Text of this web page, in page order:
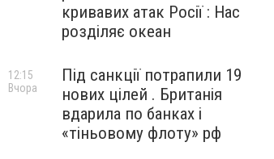
кривавих атак Росії : Нас
розділяє океан
Під санкції потрапили 19
нових цілей . Британія
вдарила по банках і
«тіньовому флоту» рф
12:15
Вчора